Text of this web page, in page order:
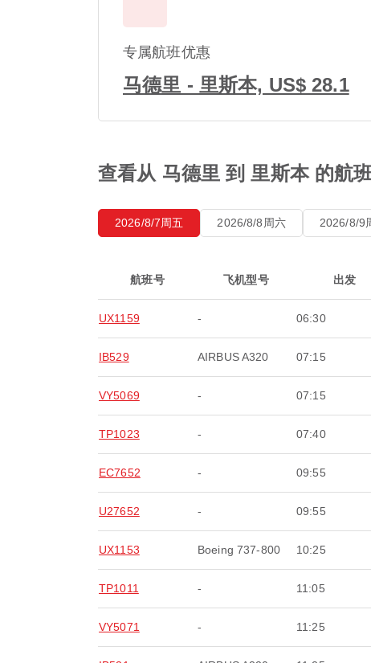
专属航班优惠
马德里 - 里斯本, US$ 28.1
查看从 马德里 到 里斯本 的航
2026/8/7周五 2026/8/8周六 2026/8/9
航班号 飞机型号 出发
UX1159 - 06:30
IB529 AIRBUS A320 07:15
VY5069 - 07:15
TP1023 - 07:40
EC7652 - 09:55
U27652 - 09:55
UX1153 Boeing 737-800 10:25
TP1011 - 11:05
VY5071 - 11:25